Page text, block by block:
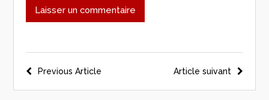
Article suivant
Previous Article